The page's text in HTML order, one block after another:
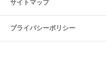
サイトマップ
プライバシーポリシー